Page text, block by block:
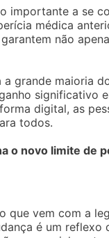
importante a se
médica
não
a grande maioria
significativo
digital, as
todos.
o novo limite de
que vem com a
é um